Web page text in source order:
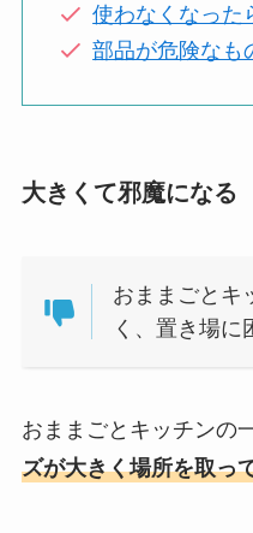
使わなくなった
部品が危険なも
大きくて邪魔になる
おままごとキ
く、置き場に
おままごとキッチンの
ズが大きく場所を取っ